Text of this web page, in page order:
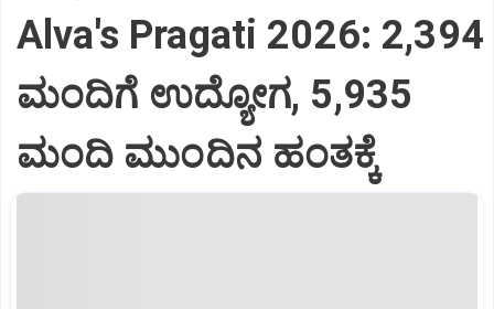
Alva's Pragati 2026: 2,394
ಮಂದಿಗೆ ಉದ್ಯೋಗ, 5,935
ಮಂದಿ ಮುಂದಿನ ಹಂತಕ್ಕೆ